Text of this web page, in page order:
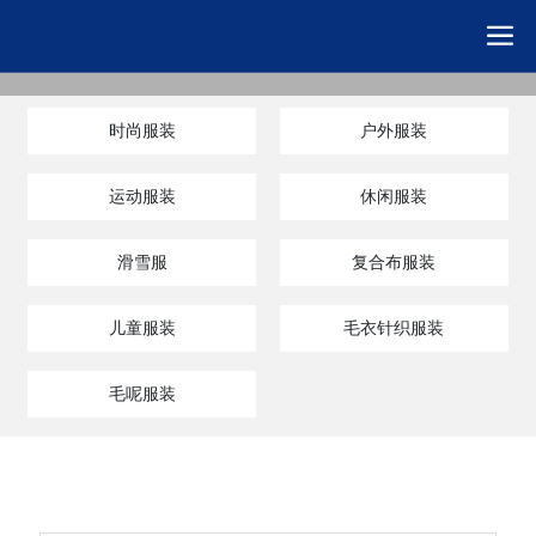
时尚服装 户外服装
运动服装 休闲服装
滑雪服 复合布服装
儿童服装 毛衣针织服装
毛呢服装